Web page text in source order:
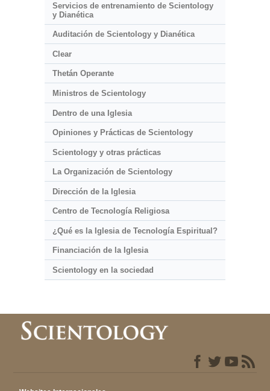
Servicios de entrenamiento de Scientology
y Dianética
Auditación de Scientology y Dianética
Clear
Thetán Operante
Ministros de Scientology
Dentro de una Iglesia
Opiniones y Prácticas de Scientology
Scientology y otras prácticas
La Organización de Scientology
Dirección de la Iglesia
Centro de Tecnología Religiosa
¿Qué es la Iglesia de Tecnología Espiritual?
Financiación de la Iglesia
Scientology en la sociedad